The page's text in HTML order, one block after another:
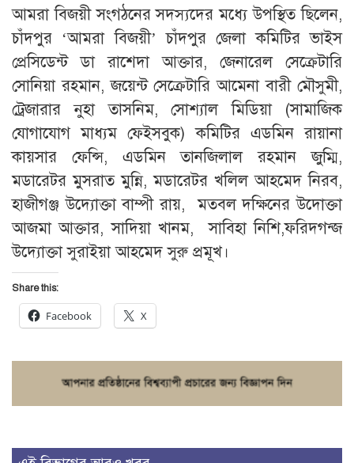
আমরা বিজয়ী সংগঠনের সদস্যদের মধ্যে উপস্থিত ছিলেন,
চাঁদপুর ‘আমরা বিজয়ী’ চাঁদপুর জেলা কমিটির ভাইস
প্রেসিডেন্ট ডা রাশেদা আক্তার, জেনারেল সেক্রেটারি
সোনিয়া রহমান, জয়েন্ট সেক্রেটারি আমেনা বারী মৌসুমী,
ট্রেজারার নুহা তাসনিম, সোশ্যাল মিডিয়া (সামাজিক
যোগাযোগ মাধ্যম ফেইসবুক) কমিটির এডমিন রায়ানা
কায়সার ফেন্সি, এডমিন তানজিলাল রহমান জুম্মি,
মডারেটর মুসরাত মুন্নি, মডারেটর খলিল আহমেদ নিরব,
হাজীগঞ্জ উদ্যোক্তা বাম্পী রায়, মতবল দক্ষিনের উদোক্তা
আজমা আক্তার, সাদিয়া খানম, সাবিহা নিশি,ফরিদগন্জ
উদ্যোক্তা সুরাইয়া আহমেদ সুরু প্রমূখ।
Share this:
Facebook X